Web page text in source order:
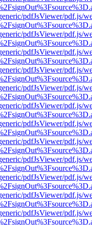
pdfJsViewer/pdf.js/
pdfJsViewer/pdf.js/
pdfJsViewer/pdf.js/
pdfJsViewer/pdf.js/
pdfJsViewer/pdf.js/
pdfJsViewer/pdf.js/
pdfJsViewer/pdf.js/
pdfJsViewer/pdf.js/
pdfJsViewer/pdf.js/
pdfJsViewer/pdf.js/
pdfJsViewer/pdf.js/
pdfJsViewer/pdf.js/